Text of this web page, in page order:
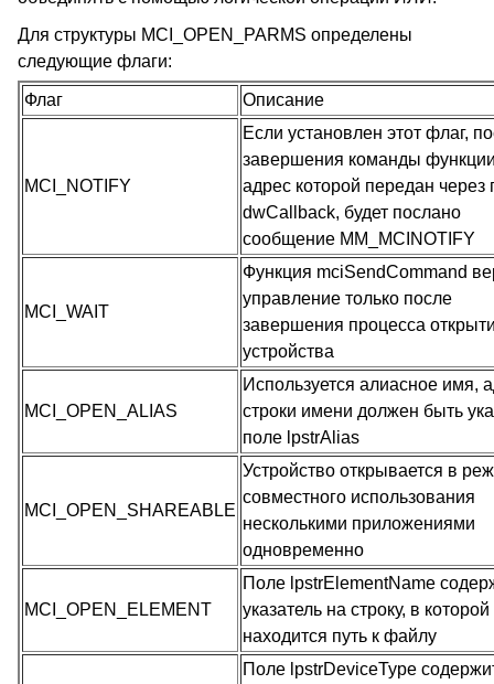
Для структуры MCI_OPEN_PARMS определены
следующие флаги:
Флаг Описание
MCI_NOTIFY
Если установлен этот флаг,
завершения команды
адрес которой передан через
dwCallback, будет послано
сообщение MM_MCINOTIFY
MCI_WAIT
Функция mciSendCommand
управление только после
завершения процесса
устройства
MCI_OPEN_ALIAS
Используется алиасное имя,
строки имени должен быть
поле lpstrAlias
MCI_OPEN_SHAREABLE
Устройство открывается в
совместного использования
несколькими приложениями
одновременно
MCI_OPEN_ELEMENT
Поле lpstrElementName
указатель на строку, в которой
находится путь к файлу
Поле lpstrDeviceType